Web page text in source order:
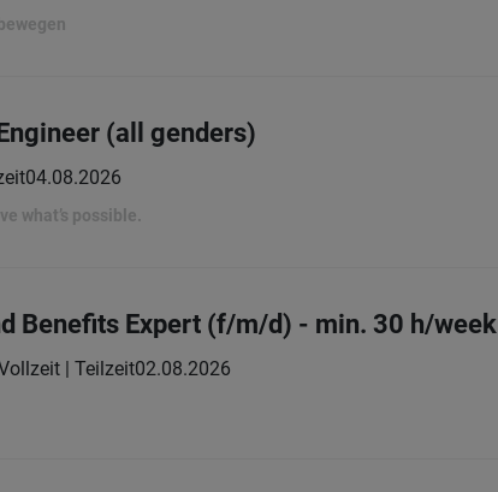
(all genders)
04.08.2026
what’s possible.
Benefits Expert (f/m/d) - min. 30 h/week
| Teilzeit02.08.2026